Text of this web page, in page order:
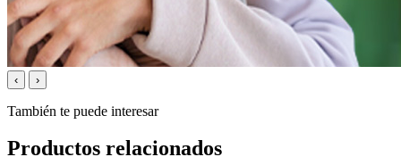
‹ ›
También te puede interesar
Productos relacionados